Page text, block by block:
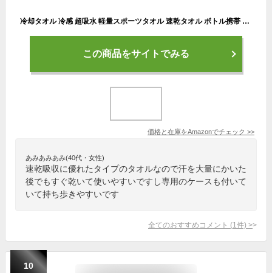
冷却タオル 冷感 超吸水 軽量スポーツタオル 速乾タオル ボトル携帯 持ち運び便利 冷感タオル 熱中症対策 アウトドア/運動/ヨガ/登山/旅行/夏フェス/炎天下作業に最適 2枚セット グリーン+オレンジ
この商品をサイトでみる
価格と在庫をAmazonでチェック >>
あみあみあみ(40代・女性)
速乾吸収に優れたタイプのタオルなので汗を大量にかいた
後でもすぐ乾いて使いやすいですし専用のケースも付いて
いて持ち歩きやすいです
全てのおすすめコメント (1 件) >
10